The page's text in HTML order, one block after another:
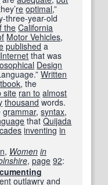
re optimal,”
three-year-old
the California
Motor Vehicles,
published a
that was
Design
Written
, the
site ran to almost
thousand words.
grammar,syntax,
thatQuijada
inventing in
, Women in
, page 92:
outlawry and